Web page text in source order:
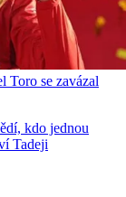
Toro se zavázal
kdo jednou
Tadeji